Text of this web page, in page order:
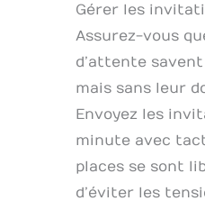
Gérer les
Assurez-vous
d’attente
mais sans leur
Envoyez les
minute avec
places se sont
d’éviter les